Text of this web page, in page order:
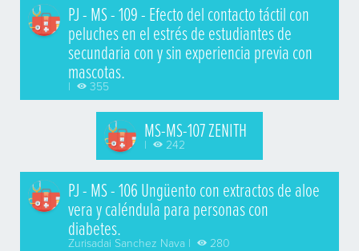
PJ - MS - 109 - Efecto del contacto táctil con
peluches en el estrés de estudiantes de
secundaria con y sin experiencia previa con
mascotas.
| 355
MS-MS-107 ZENITH
| 242
PJ - MS - 106 Ungüento con extractos de aloe
vera y caléndula para personas con
diabetes.
Zurisadai Sanchez Nava | 280